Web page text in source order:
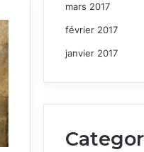
mars 2017
février 2017
janvier 2017